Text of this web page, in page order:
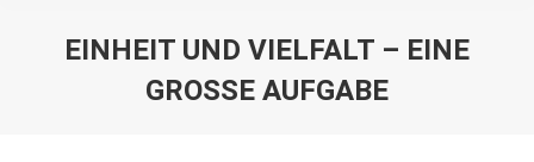
EINHEIT UND VIELFALT – EINE
GROSSE AUFGABE